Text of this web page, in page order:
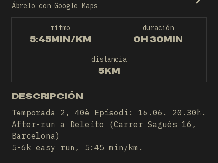
Ábrelo con Google Maps
ritmo
5:45MIN/KM
duración
0H 30MIN
distancia
5KM
DESCRIPCIÓN
Temporada 2, 40è Episodi: 16.06. 20.30h.
After-run a Deleito (Carrer Sagués 16,
Barcelona)
5-6k easy run, 5:45 min/km.